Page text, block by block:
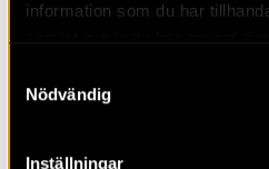
information som du har
Nödvändig
Inställningar